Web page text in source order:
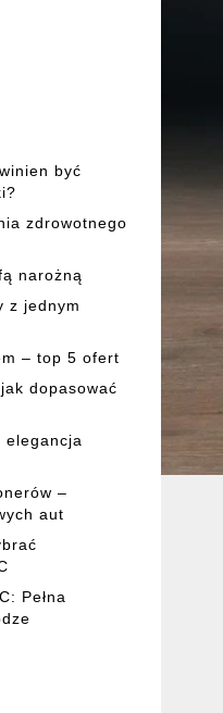
być
zdrowotnego
narożną
z jednym
– top 5 ofert
dopasować
elegancja
–
aut
Pełna